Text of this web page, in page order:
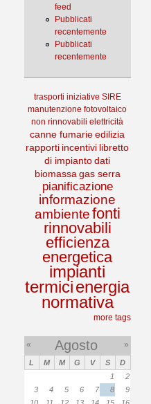
feed
Pubblicati
recentemente
Pubblicati
recentemente
trasporti iniziative SIRE
manutenzione fotovoltaico
non rinnovabili elettricità
canne fumarie edilizia
rapporti incentivi libretto
di impianto dati
biomassa gas serra
pianificazione
informazione
ambientefonti
rinnovabili
efficienza
energetica
impianti
termicienergia
normativa
more tags
« Agosto »
L M M G V S
D
1
2
3
4 5 6 7 8
9